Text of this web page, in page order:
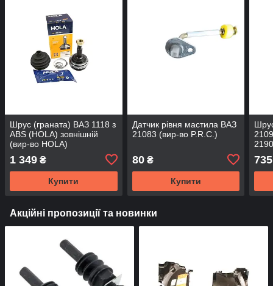
Шрус (граната) ВАЗ 1118 з
ABS (HOLA) зовнішній
(вир-во HOLA)
1 349 ₴
Купити
Датчик рівня мастила ВАЗ
21083 (вир-во P.R.C.)
80₴
Купити
735
Акційні пропозиції та новинки